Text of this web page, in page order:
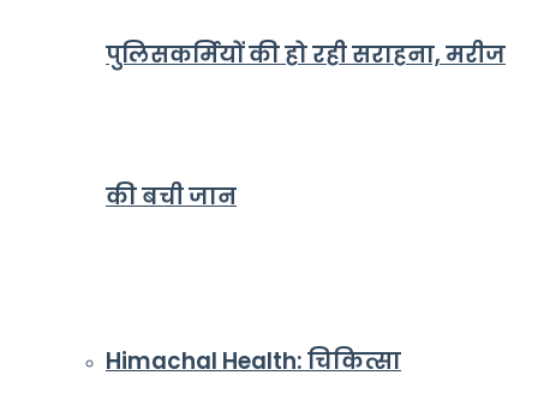
पुलिसकर्मियों की हो रही सराहना, मरीज
की बची जान
Himachal Health: चिकित्सा